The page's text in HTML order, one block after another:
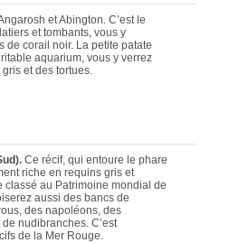
et Abington. C’est le
et tombants, vous y
de corail noir. La petite patate
aquarium, vous y verrez
et des tortues.
Ce récif, qui entoure le phare
riche en requins gris et
classé au Patrimoine mondial de
aussi des bancs de
des napoléons, des
nudibranches. C’est
de la Mer Rouge.